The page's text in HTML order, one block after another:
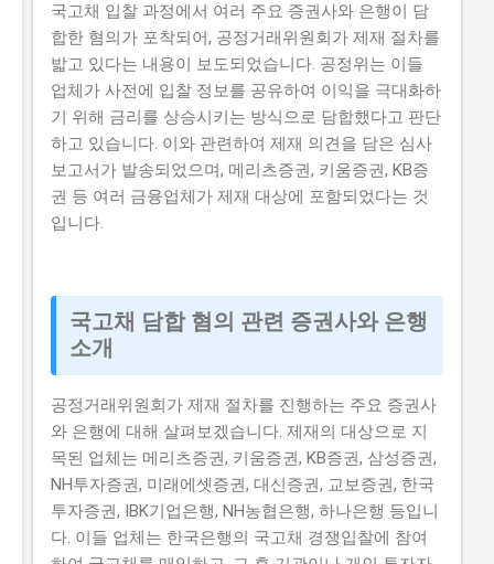
업의 신청방법과 자격요건, 지원 내용, 실제 혜택 그리고
단계별 신청 방법, 탈락하는 이유와 합격 전략입니다. 따
라서 이 글을 읽는 독자들은 로봇기반 공간컴퓨팅 창업지
원사업에 대한 모든 것을 알 수 있을 것입니다. 지금 신청
하러 가기 📋 목차 이 사업, 정말 받을 수 있을까? 신청 자
격과 준비물 지원 내용과 실제 혜택 단계별 신청 방법 탈
락하는 이유와 합격 전략 이 사업, 정말 받을 수 있을까?
로봇기반 공간컴퓨팅 창업지원사업이 뭔지 로봇기반 공
간컴퓨팅 창업지원사업은 로봇기반 기술을 활용하여 창
한 자금을 마련할 수 있어 창업에 큰...
국고채 입찰 과정에서 여러 주요 증권사와 은행이 담
합한 혐의가 포착되어, 공정거래위원회가 제재 절차를
밟고 있다는 내용이 보도되었습니다. 공정위는 이들
업체가 사전에 입찰 정보를 공유하여 이익을 극대화하
기 위해 금리를 상승시키는 방식으로 담합했다고 판단
하고 있습니다. 이와 관련하여 제재 의견을 담은 심사
보고서가 발송되었으며, 메리츠증권, 키움증권, KB증
권 등 여러 금융업체가 제재 대상에 포함되었다는 것
입니다.
국고채 담합 혐의 관련 증권사와 은행
소개
공정거래위원회가 제재 절차를 진행하는 주요 증권사
와 은행에 대해 살펴보겠습니다. 제재의 대상으로 지
목된 업체는 메리츠증권, 키움증권, KB증권, 삼성증권,
NH투자증권, 미래에셋증권, 대신증권, 교보증권, 한국
투자증권, IBK기업은행, NH농협은행, 하나은행 등입니
다. 이들 업체는 한국은행의 국고채 경쟁입찰에 참여